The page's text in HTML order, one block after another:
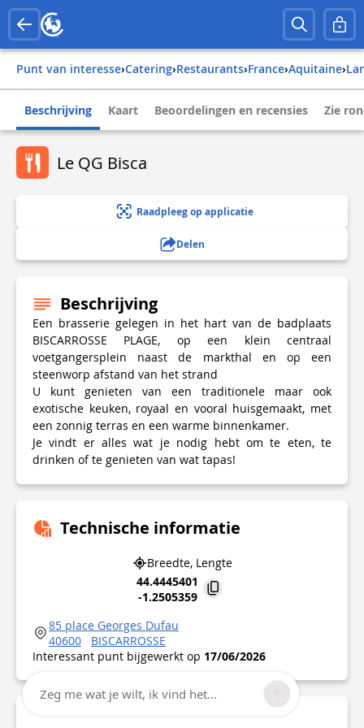
Punt van interesse› Catering› Restaurants› france› aquitaine›
Beschrijving Kaart Beoordelingen en recensies Zie
Le QG Bisca
Raadpleeg op applicatie
Delen
Beschrijving
Een brasserie gelegen in het hart van de badplaats
BISCARROSSE PLAGE, op een klein centraal
voetgangersplein naast de markthal en op een
steenworp afstand van het strand
U kunt genieten van een traditionele maar ook
exotische keuken, royaal en vooral huisgemaakt, met
een zonnig terras en een warme binnenkamer.
Je vindt er alles wat je nodig hebt om te eten, te
drinken of te genieten van wat tapas!
Technische informatie
Breedte, Lengte
44.4445401
-1.2505359
85 place Georges Dufau
40600
BISCARROSSE
Interessant punt bijgewerkt op 17/06/2026
Zeg me wat je wilt, ik vind het...